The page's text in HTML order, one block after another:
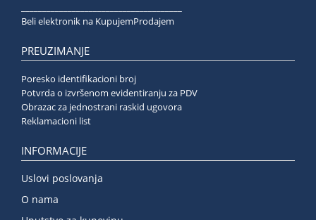
Beli elektronik na KupujemProdajem
PREUZIMANJE
Poresko identifikacioni broj
Potvrda o izvršenom evidentiranju za PDV
Obrazac za jednostrani raskid ugovora
Reklamacioni list
INFORMACIJE
Uslovi poslovanja
O nama